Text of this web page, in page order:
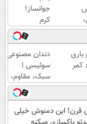
جوانساز!
کرم
بوتاکس
جلبک
اسپیرولینا50%تخفیف
باری
کمر
دندان مصنوعی
سوئیسی |
سبک، مقاوم،
طبیعی! ویزیت
رایگان+پرداخت
اقساطی😍
قرن! این دمنوش خیلی